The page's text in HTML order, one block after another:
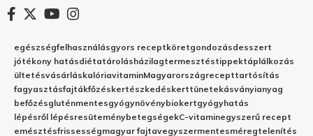
egészségfelhasználásgyors receptköretgondozásdesszert
jótékony hatásdiétatárolásházilagtermesztéstippektáplálkozás
ültetésvásárláskalóriavitaminMagyarországrecepttartósítás
fagyasztásfajtákfőzéskertészkedéskerttünetekásványianyag
befőzésgluténmentesgyógynövénybiokertgyógyhatás
lépésről lépésresüteménybetegségekC-vitaminegyszerű recept
emésztésfrissességmagyar fajtavegyszermentesméregtelenítés